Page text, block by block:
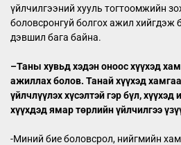
үйлчилгээний хууль тогтоомжийн
боловсронгуй болгох ажил хийгдэж
дэвшил бага байна.
–Таны хувьд хэдэн оноос хүүхэд
ажиллах болов. Танай хүүхэд
үйлчлүүлэххүсэлтэй гэр бүл,
хүүхдэдямартөрлийн үйлчилгээ
-Миний бие боловсрол, нийгмийн